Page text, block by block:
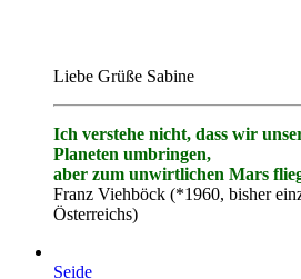
Liebe Grüße Sabine
Ich verstehe nicht, dass wir
Planeten umbringen,
aber zum unwirtlichen Mars
Franz Viehböck (*1960, bisher
Österreichs)
Seide